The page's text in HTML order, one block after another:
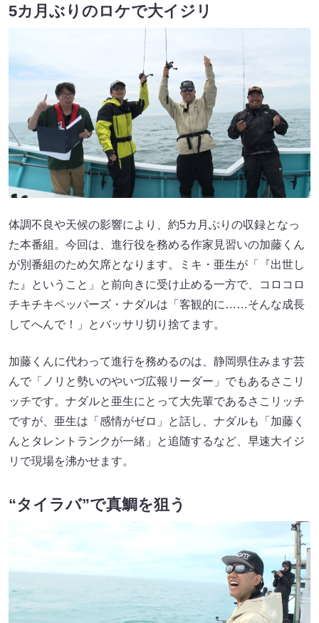
5カ月ぶりのロケで大イジリ
体調不良や天候の影響により、約5カ月ぶりの収録となっ
た本番組。今回は、進行役を務める作家見習いの加藤くん
が別番組のため欠席となります。ミキ・亜生が「『出世し
た』ということ」と前向きに受け止める一方で、コロコロ
チキチキペッパーズ・ナダルは「客観的に……そんな成長
してへんで！」とバッサリ切り捨てます。
加藤くんに代わって進行を務めるのは、静岡県住みます芸
んで「ノリと勢いのやいづ広報リーダー」でもあるさこリ
ッチです。ナダルと亜生にとって大先輩であるさこリッチ
ですが、亜生は「感情がゼロ」と話し、ナダルも「加藤く
んとタレントランクが一緒」と追随するなど、早速大イジ
リで現場を沸かせます。
“タイラバ”で真鯛を狙う